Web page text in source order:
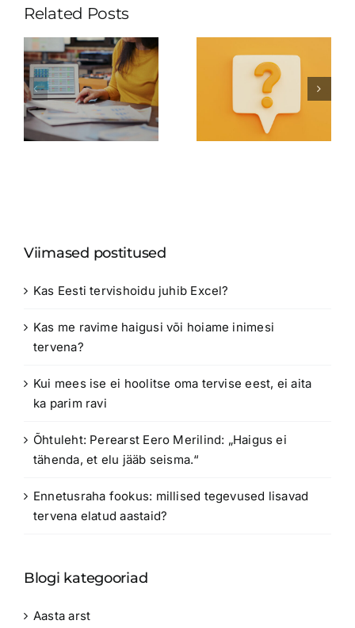
Related Posts
Kas Eesti
tervishoidu
juhib
Excel?
Kas me
ravime
haigusi või
hoiame
inimesi
Viimased postitused
Kas Eesti tervishoidu juhib Excel?
Kas me ravime haigusi või hoiame inimesi
tervena?
Kui mees ise ei hoolitse oma tervise eest, ei aita
ka parim ravi
Õhtuleht: Perearst Eero Merilind: „Haigus ei
tähenda, et elu jääb seisma.“
Ennetusraha fookus: millised tegevused lisavad
tervena elatud aastaid?
Blogi kategooriad
Aasta arst